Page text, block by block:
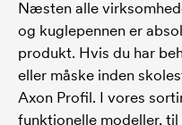
Næsten alle
og kuglepennen er
produkt. Hvis du har
eller måske inden
Axon Profil. I vores
funktionelle modeller,